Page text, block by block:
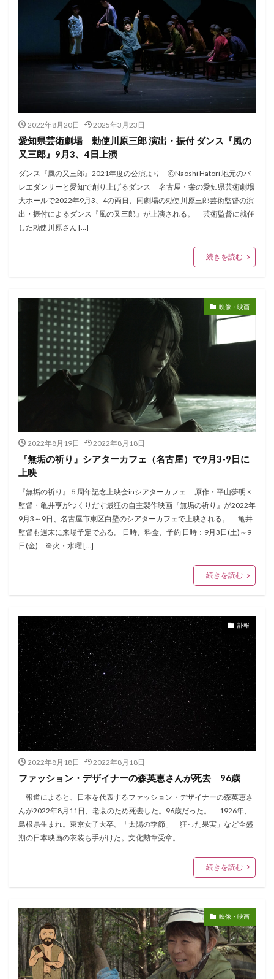
2022年8月20日 2025年3月23日
愛知県芸術劇場 勅使川原三郎 演出・振付 ダンス『風の
又三郎』9月3、4日上演
ダンス『風の又三郎』2021年度の公演より ⒸNaoshi Hatori 地元のバ
レエダンサーと愛知で創り上げるダンス 名古屋・栄の愛知県芸術劇場
大ホールで2022年9月3、4の両日、同劇場の勅使川原三郎芸術監督の演
出・振付によるダンス『風の又三郎』が上演される。 芸術監督に就任
した勅使川原さん […]
続きを読む
映像・映画
2022年8月19日 2022年8月18日
『無垢の祈り』シアターカフェ（名古屋）で9月3-9日に
上映
『無垢の祈り』５周年記念上映会inシアターカフェ 原作・平山夢明 ×
監督・亀井亨がつくりだす最狂の自主製作映画『無垢の祈り』が2022年
9月3～9日、名古屋市東区白壁のシアターカフェで上映される。 亀井
監督も週末に来場予定である。 日時、料金、予約 日時：9月3日(土)～9
日(金) ※火・水曜 […]
続きを読む
訃報
2022年8月18日 2022年8月18日
ファッション・デザイナーの森英恵さんが死去 96歳
報道によると、日本を代表するファッション・デザイナーの森英恵さ
んが2022年8月11日、老衰のため死去した。96歳だった。 1926年、
島根県生まれ。東京女子大卒。「太陽の季節」「狂った果実」など全盛
期の日本映画の衣装も手がけた。文化勲章受章。
続きを読む
映像・映画